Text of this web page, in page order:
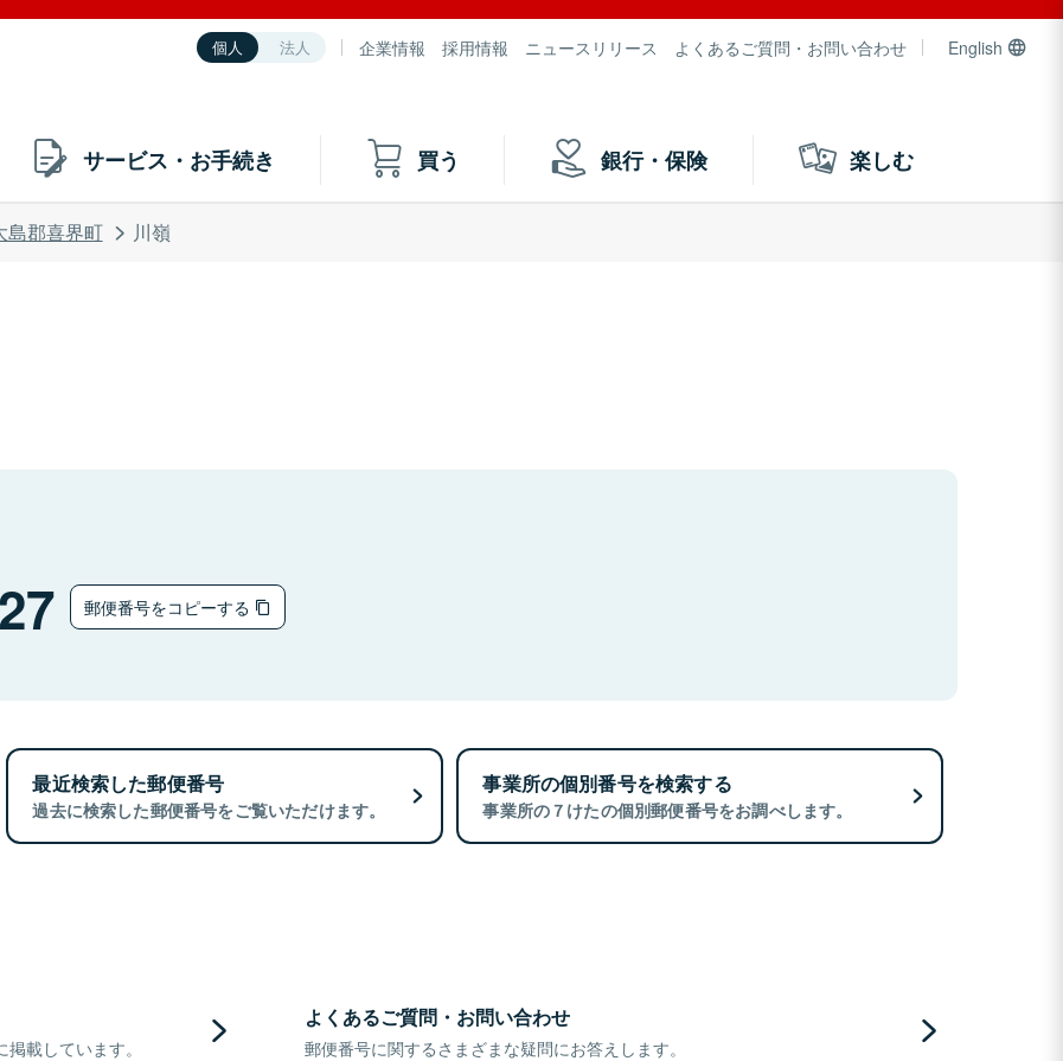
個人 法人 企業情報 採用情報 ニュースリリース よくあるご質問・お問い合わせ English
サービス・お手続き 買う 銀行・保険 楽しむ
島郡喜界町 川嶺
郵便番号をコピーする
最近検索した郵便番号
過去に検索した郵便番号をご覧いただけます。
事業所の個別番号を検索する
事業所の７けたの個別郵便番号をお調べします。
載しています。
よくあるご質問・お問い合わせ
郵便番号に関するさまざまな疑問にお答えします。